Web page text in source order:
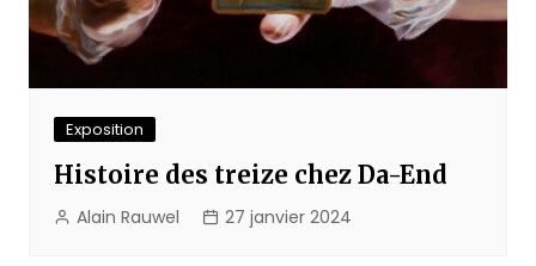
Exposition
Histoire des treize chez Da-End
Alain Rauwel 27 janvier 2024